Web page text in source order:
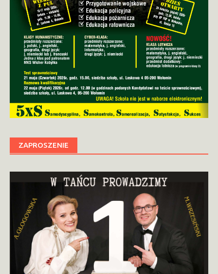
ZAPROSZENIE